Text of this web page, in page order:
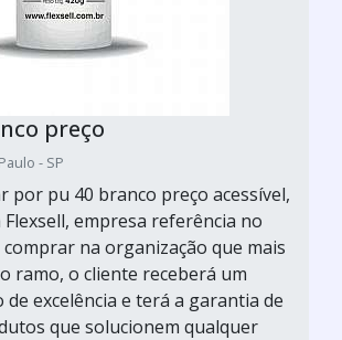
preço
- SP
por pu 40 branco preço acessível,
empresa referência no
comprar na organização que mais
ramo, o cliente receberá um
excelência e terá a garantia de
que solucionem qualquer